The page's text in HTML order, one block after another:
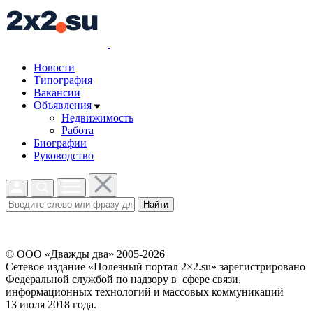
Новости
Типография
Вакансии
Объявления
Недвижимость
Работа
Биографии
Руководство
Найти
© ООО «Дважды два» 2005-2026
Сетевое издание «Полезный портал 2×2.su» зарегистрировано
Федеральной службой по надзору в сфере связи,
информационных технологий и массовых коммуникаций
13 июля 2018 года.